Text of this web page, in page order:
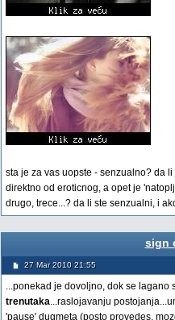
sta je za vas uopste - senzualno? da
direktno od eroticnog, a opet je
drugo, trece...? da li ste senzualni, i
sign
27 Mar 2010 21:55
...ponekad je dovoljno, dok se lagano
trenutaka...raslojavanju
'pause' dugmeta (posto provedes,